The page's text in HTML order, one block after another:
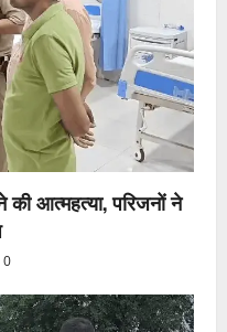
आत्महत्या, परिजनों ने
0